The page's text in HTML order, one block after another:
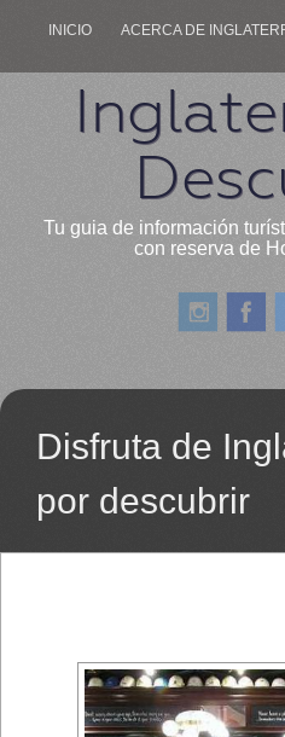
INICIO ACERCA DE
Tu guia de información
con reserva de
Disfruta de
por descubrir